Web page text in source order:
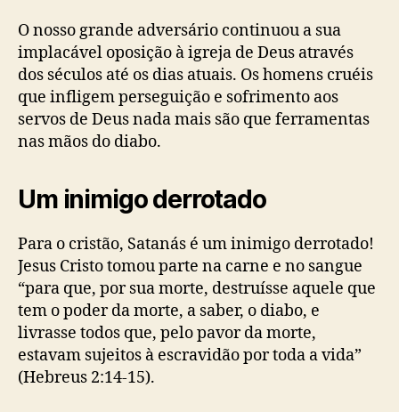
O nosso grande adversário continuou a sua
implacável oposição à igreja de Deus através
dos séculos até os dias atuais. Os homens cruéis
que infligem perseguição e sofrimento aos
servos de Deus nada mais são que ferramentas
nas mãos do diabo.
Um inimigo derrotado
Para o cristão, Satanás é um inimigo derrotado!
Jesus Cristo tomou parte na carne e no sangue
“para que, por sua morte, destruísse aquele que
tem o poder da morte, a saber, o diabo, e
livrasse todos que, pelo pavor da morte,
estavam sujeitos à escravidão por toda a vida”
(Hebreus 2:14-15).